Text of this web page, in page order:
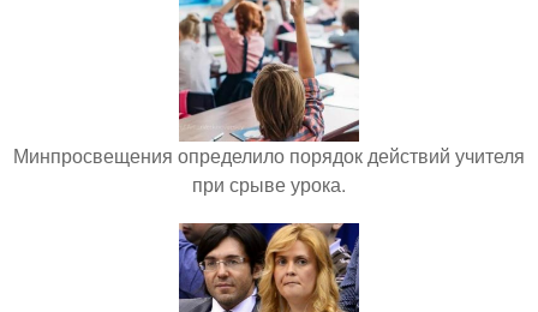
Минпросвещения определило порядок действий учителя
при срыве урока.